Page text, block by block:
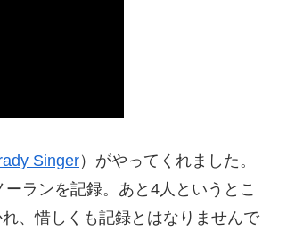
Singer）がやってくれました。
ランを記録。あと4人というとこ
、惜しくも記録とはなりませんで